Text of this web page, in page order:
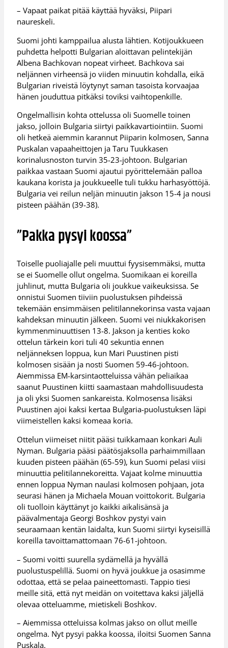
– Vapaat paikat pitää käyttää hyväksi, Piipari
naureskeli.
Suomi johti kamppailua alusta lähtien. Kotijoukkueen
puhdetta helpotti Bulgarian aloittavan pelintekijän
Albena Bachkovan nopeat virheet. Bachkova sai
neljännen virheensä jo viiden minuutin kohdalla, eikä
Bulgarian riveistä löytynyt saman tasoista korvaajaa
hänen jouduttua pitkäksi toviksi vaihtopenkille.
Ongelmallisin kohta ottelussa oli Suomelle toinen
jakso, jolloin Bulgaria siirtyi paikkavartiointiin. Suomi
oli hetkeä aiemmin karannut Piiparin kolmosen, Sanna
Puskalan vapaaheittojen ja Taru Tuukkasen
korinalusnoston turvin 35-23-johtoon. Bulgarian
paikkaa vastaan Suomi ajautui pyörittelemään palloa
kaukana korista ja joukkueelle tuli tukku harhasyöttöjä.
Bulgaria vei reilun neljän minuutin jakson 15-4 ja nousi
pisteen päähän (39-38).
”Pakka pysyi koossa”
Toiselle puoliajalle peli muuttui fyysisemmäksi, mutta
se ei Suomelle ollut ongelma. Suomikaan ei koreilla
juhlinut, mutta Bulgaria oli joukkue vaikeuksissa. Se
onnistui Suomen tiiviin puolustuksen pihdeissä
tekemään ensimmäisen pelitilannekorinsa vasta vajaan
kahdeksan minuutin jälkeen. Suomi vei niukkakorisen
kymmenminuuttisen 13-8. Jakson ja kenties koko
ottelun tärkein kori tuli 40 sekuntia ennen
neljänneksen loppua, kun Mari Puustinen pisti
kolmosen sisään ja nosti Suomen 59-46-johtoon.
Aiemmissa EM-karsintaotteluissa vähän peliaikaa
saanut Puustinen kiitti saamastaan mahdollisuudesta
ja oli yksi Suomen sankareista. Kolmosensa lisäksi
Puustinen ajoi kaksi kertaa Bulgaria-puolustuksen läpi
viimeistellen kaksi komeaa koria.
Ottelun viimeiset niitit pääsi tuikkamaan konkari Auli
Nyman. Bulgaria pääsi päätösjaksolla parhaimmillaan
kuuden pisteen päähän (65-59), kun Suomi pelasi viisi
minuuttia pelitilannekoreitta. Vajaat kolme minuuttia
ennen loppua Nyman naulasi kolmosen pohjaan, jota
seurasi hänen ja Michaela Mouan voittokorit. Bulgaria
oli tuolloin käyttänyt jo kaikki aikalisänsä ja
päävalmentaja Georgi Boshkov pystyi vain
seuraamaan kentän laidalta, kun Suomi siirtyi kyseisillä
koreilla tavoittamattomaan 76-61-johtoon.
– Suomi voitti suurella sydämellä ja hyvällä
puolustuspelillä. Suomi on hyvä joukkue ja osasimme
odottaa, että se pelaa paineettomasti. Tappio tiesi
meille sitä, että nyt meidän on voitettava kaksi jäljellä
olevaa otteluamme, mietiskeli Boshkov.
– Aiemmissa otteluissa kolmas jakso on ollut meille
ongelma. Nyt pysyi pakka koossa, iloitsi Suomen Sanna
Puskala.